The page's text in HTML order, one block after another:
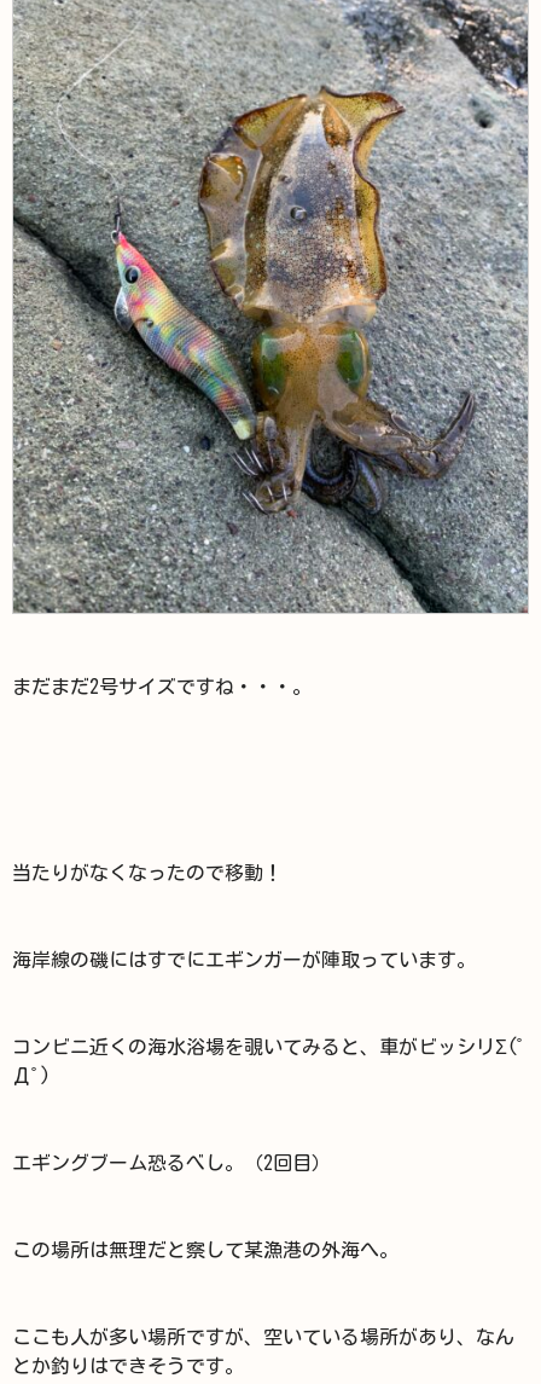
まだまだ2号サイズですね・・・。
当たりがなくなったので移動！
海岸線の磯にはすでにエギンガーが陣取っています。
コンビニ近くの海水浴場を覗いてみると、車がビッシリΣ(ﾟ
Дﾟ)
エギングブーム恐るべし。（2回目）
この場所は無理だと察して某漁港の外海へ。
ここも人が多い場所ですが、空いている場所があり、なん
とか釣りはできそうです。